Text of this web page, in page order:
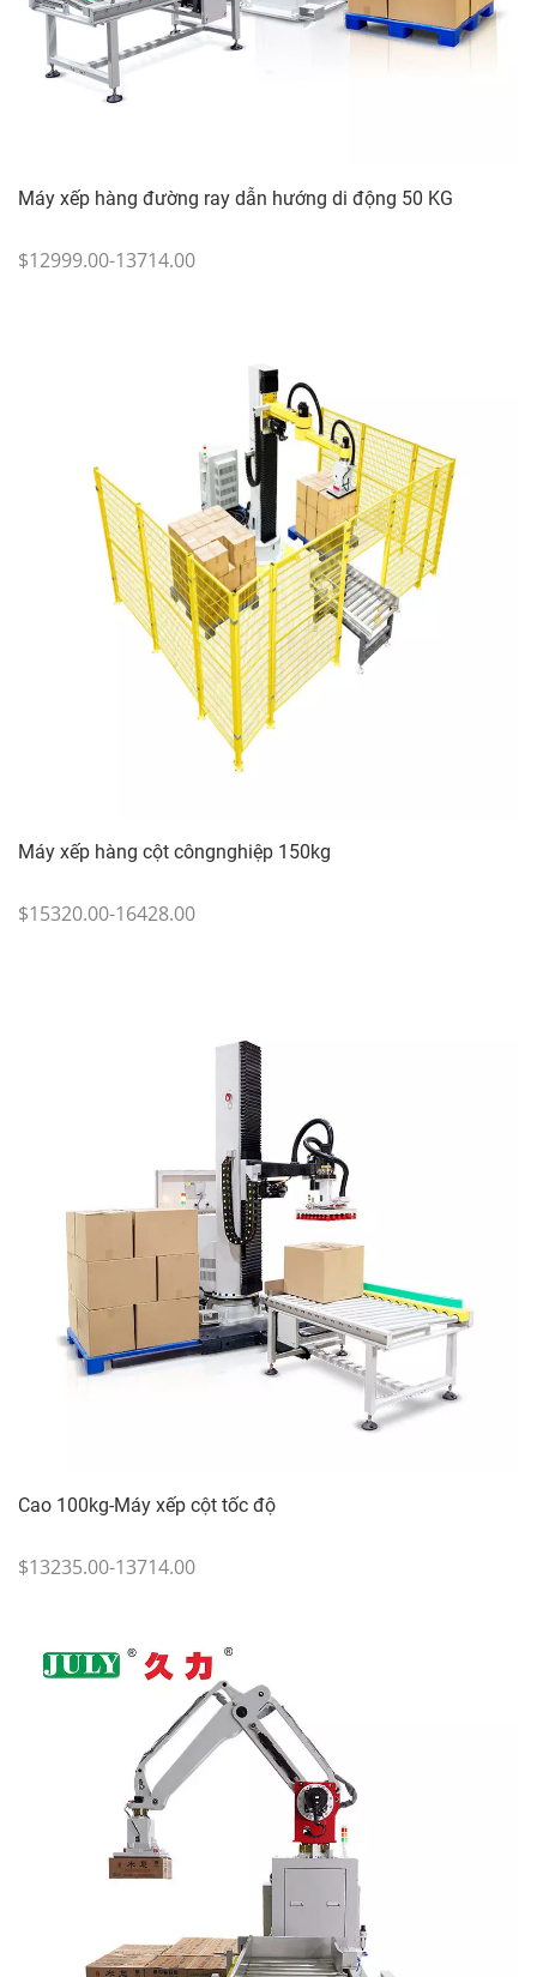
Máy xếp hàng đường ray dẫn hướng di động 50 KG
$12999.00-13714.00
Máy xếp hàng cột côngnghiệp 150kg
$15320.00-16428.00
Cao 100kg-Máy xếp cột tốc độ
$13235.00-13714.00